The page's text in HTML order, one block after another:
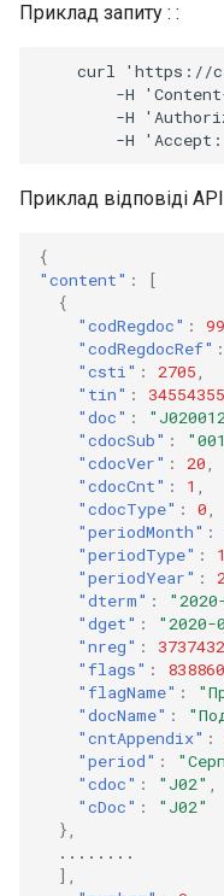
Приклад запиту : :
curl 'https://
-H
-H
Приклад відповіді
{
"content" :
[
{
"codRegdoc" :
"codRegdocRef" :
"csti" : 2705
"tin" : 34554355
"doc" :
"cdocSub" :
"cdocVer" : 20
"cdocCnt" : 1
"cdocType" : 0
"periodMonth" :
"periodType" : 1
"periodYear" :
"dterm" :
"dget" : "2020-
"nreg" :
"flags" :
"flagName" :
"docName" :
"cntAppendix" :
"period" :
"cdoc" : "J02"
"cDoc" :
"J02"
},
........
],